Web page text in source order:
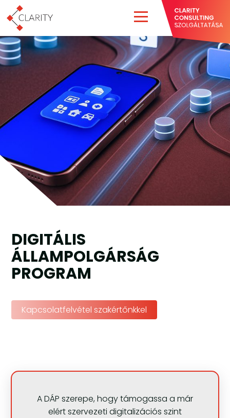
DIGITÁLIS
ÁLLAMPOLGÁRSÁG
PROGRAM
Kapcsolatfelvétel szakértőnkkel
A DÁP szerepe, hogy támogassa a már
elért szervezeti digitalizációs szint